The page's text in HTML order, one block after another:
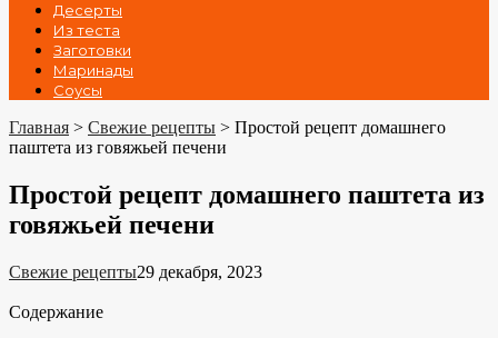
Десерты
Из теста
Заготовки
Маринады
Соусы
Главная > Свежие рецепты > Простой рецепт домашнего
паштета из говяжьей печени
Простой рецепт домашнего паштета из
говяжьей печени
Свежие рецепты29 декабря, 2023
Содержание